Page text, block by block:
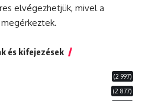
elvégezhetjük, mivel a
és kifejezések
(2 997)
(2 877)